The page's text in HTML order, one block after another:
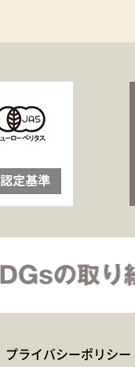
プライバシーポリシー